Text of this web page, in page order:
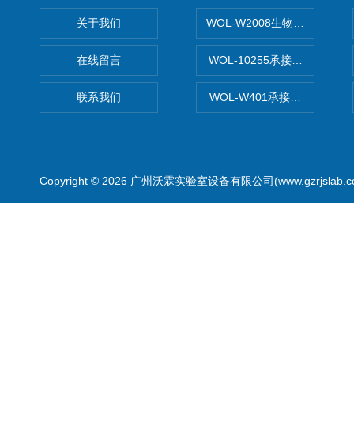
关于我们
在线留言
联系我们
WOL-W2008生物制药GMP
WOL-10255承接清远电子
WOL-W401承接食品QS认
Copyright © 2026 广州沃霖实验室设备有限公司